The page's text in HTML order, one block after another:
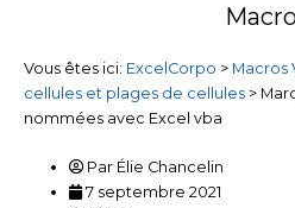
Vous êtes ici: ExcelCorpo > Macros
cellules et plages de cellules >
nommées avec Excel vba
Par Élie Chancelin
7 septembre 2021